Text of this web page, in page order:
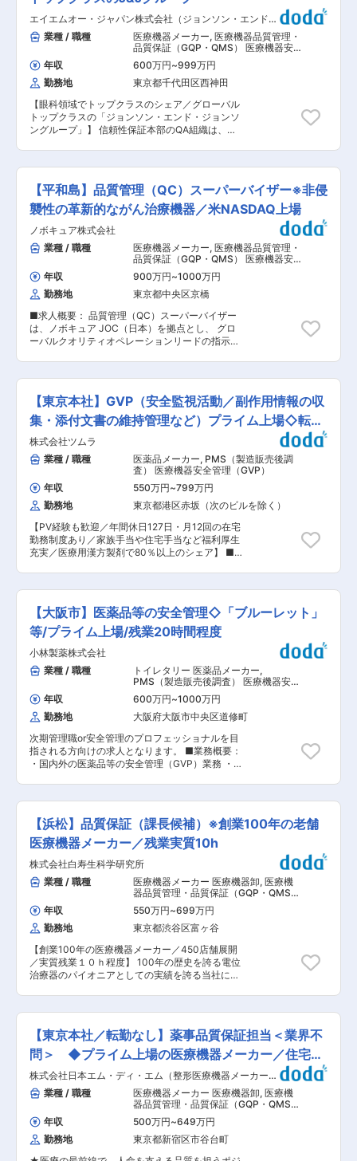
ナンス・サービスを発足しました。また、1994年
には治療機器分野で国内最初のレンタルサービス
を発足しました。人工呼吸器を中心にメンテナン
スサービス事業をスタートし、病院の保守管理体
制を支援しており、年間フルメンテナンスやオン
コールサービスなど当社独自のメンテナンスコー
スを用意しています。これら導入後のサービスが
充実していることが競合優位性となっており、顧
客からの信頼も厚いです。 【人工呼吸器でトップ
シェア】 アイ・エム・アイの人工呼吸器は業界内
す。幅広い製品ラインナップがあることが特徴で
す。 【無借金経営】 医療機器の販売だけでなく
ていることから収益体制が良好です。営業利益率
は21.5%（業界平均8.0％）と非常に高く、無借金
経営を貫いています。
務： ・医療機器の安全管理（安全情報の収集、安
全措置の立案） ・薬事法の改正に伴う対応 ・自
社開発新医療機器の薬事申請 ※海外の認証機関と
のやり取りもあり、現在はエイミーという製品の
海外展開に向けてMDR申請にも取り組んでいま
す。 ■同社の製品： 製品一覧：https://daiken-
iki.co.jp/iryo/seihin.html ・オリジナルブランド
「COOPDECH」（クーデック）は、医療現場で
広く認められています。 ★中でも真空吸引器・持
続注入器ではそれぞれ国内シェアNo.1を誇ってい
ます。 ■組織構成：3名 └課長(50代)、メンバー
(30代1名、20代1名) 次期課長候補として、着実
頼できる安定性 ・管理職へのキャリアアップが可
能 ・年休125日かつ残業も少ない就業環境 働き方
をより良くすることには今後も力を入れていくの
で、ワークライフバランスを整えて就業いただけ
ます。 ・国内シェアトップの製品を複数保有 麻
酔関連分野、感染対策分野など、主に手術室で使
用される医療機器を中心に研究開発を行なってお
り、その領域においてNo.1,2のシェアがありま
す。 変更の範囲：会社の定める業務
エイエムオー・ジャパン株式会社（ジョンソン・エンド・
ジョンソングループ）
業種 / 職種 医療機器メーカー, 医療機器品質管理・
品質保証（GQP・QMS） 医療機器安
全管理（GVP）
年収 600万円~999万円
勤務地
東京都千代田区西神田
【眼科領域でトップクラスのシェア／グローバル
トップクラスの「ジョンソン・エンド・ジョンソ
ングループ」】 信頼性保証本部のQA組織は、グ
ョンケアカンパニー が統合され、ひとつの「ビジ
ョンファンクション（Vision Function）」として
運営されています。今回ご入社いただく方は、こ
のグローバル統合組織の一員として、まず エイエ
ムオー・ジャパンのQA（品質保証） を担当いた
だくポジションへの配属となります。 ■業務内容
当社の品質保証（QA）担当として、品質マネジ
メントシステムの運用・改善を中心に、社内外の
ステークホルダーと協働しながら高い品質基準を
維持・向上していただきます。担当する領域では
SME（Subject Matter Expert）としてプロセスの
構築・維持・改善をリードいただくポジションで
す。 【主な業務内容】 ・品質システムのリード
担当する品質システムプロセスについて、構築・
維持・改善を主体的に推進します。 ・品質目標の
達成に向けたチーム推進 部門の品質目標（QRC
ードします。 ・ 監査業務（内部・サプライヤ
ー） 内部監査およびサプライヤー監査に主任監査
員として参加し、監査の計画・実施・フォローア
ップを行います。 ・変更管理の評価と対応 製造
方法や試験方法など、製品品質に影響する可能性
のある変更について評価し、必要な共有や対応を
実施します。 ・品質文書の管理・整合性確保 製
品標準書、品質標準書、リスクマネジメント文
書、仕様書などの制改訂・維持を担当。グローバ
ル規程との整合性を確認し、日本向け手順書の作
成・管理も行います。 ■組織構成 ・エイエムオ
ージャパンQA:4名（30代〜40代の組織） ■働き
方：週２回在宅 ■AMOジャパンについて： ジョ
として、眼科製品をメインで取り扱っている同
社。ジョンソン・エンド・ジョンソン社本体と福
ているため、将来的にジョンソン・エンド・ジョ
ンソングループを横断してご活躍いただくチャン
スもございます。 変更の範囲：会社の定める業務
【平和島】品質管理（QC）スーパーバイザー※非侵
襲性の革新的ながん治療機器／米NASDAQ上場
ノボキュア株式会社
業種 / 職種
医療機器メーカー, 医療機器品質管理・
品質保証（GQP・QMS） 医療機器安
全管理（GVP）
年収 900万円~1000万円
勤務地
東京都中央区京橋
■求人概要： 品質管理（QC）スーパーバイザー
は、ノボキュア JOC（日本）を拠点とし、 グロ
ーバルクオリティオペレーションリードの指示の
は、検査員のトレーニング、在庫ニーズに対応す
る QC チームの調整、最高の品質および生産性基
準を維持した QC 処理能力の管理、必要なリソー
スの評価、会社の成長を支える計画の策定が含ま
れます。 またQC の主要業績評価指標（KPI）の
管理・監視を担い、結果の改善や悪化傾向の是正
のためのアクションを実施します。日本以外の他
のノボキュア拠点に所属するグローバル QC マネ
ージャーと協力し、QC プロセス、手法、手順の
継続的な整合性確保と改善にも責任を持ちます。
■業務内容： ・JOC (Japan Operation Center)に
おける品質管理（QC）活動の監督 ・現行の手順
および仕様に従って品質管理業務が実施されてい
ることを保証する ・QC 担当者が在庫および患者
ニーズに対応できる適切な成果を出せるよう支援
し、必要に応じてQC リソースを調整する ・必要
をサポートする ・不適合製品を特定し、不適合製
品報告（NCMR/Service call）を開始する ・業務
効率を促進するために、NCMR の処置（対応案）
を提案する ・文書および記録の正確性と適切な記
録管理（GDP: Good Documentation Practices）
への適合を 確認・レビューする ・受入検査、中
間検査、最終検査のデータを正確に記録し、傾向
分析に役立てる ・生産計画部門、オペレーション
部門、修理部門などの主要関係者と協力・連携を
図る ・日本とグローバル地域との間で、検査プロ
セスや新製品導入（NPI）の予防保全（PM）に関
する整合 を図るための窓口となる ・QC 活動に使
用する機器の Validation を実施する。 ・既定の優
遂行・委任し、成果物が要件を満たすよう保証す
る ・日々の品質部門の業務および品質目標の達成
る。 変更の範囲：会社の定める業務
【東京本社】GVP（安全監視活動／副作用情報の収
集・添付文書の維持管理など）プライム上場◇転勤
基本無
株式会社ツムラ
業種 / 職種
医薬品メーカー, PMS（製造販売後調
査） 医療機器安全管理（GVP）
年収
550万円~799万円
勤務地
東京都港区赤坂（次のビルを除く）
【PV経験も歓迎／年間休日127日・月12回の在宅
勤務制度あり／家族手当や住宅手当など福利厚生
充実／医療用漢方製剤で80％以上のシェア】 ■
収集・評価・報告 ・安全確保措置の立案検討、
実施 ・添付文書の維持・管理、安全性情報資材
作成 ・GVP教育 ・業界活動（製薬協、東薬
工等） ※まずはご経験に応じた業務分担をさせて
頂き、適正等を考慮しながら幅広い業務対応を検
討させていただきます。 ■働き方 ・月12回の在
宅勤務制度あり※入社後半年後に利用可 ・フレッ
クスタイム制※コアタイムあり ■漢方マーケッ
ト： ・当社は創業130年超の歴史を持つ東証プラ
イム上場企業です。 「自然と健康を科学する」を
経営理念に、医療用漢方製剤市場では84.6％とい
う圧倒的に高いシェアを誇っています。 ・現在、
薬価収載され健康保険が適用となっている漢方薬
は148品目あり、当社ではそのうち、129品目と
その原料となる119種類の生薬を取り扱っていま
す。当社では今後、新しい漢方製剤を開発するの
誰でも自由に作ることが可能ですが、新しい処方
を新たに上市する場合は、新薬と同様に臨床試験
を行い、承認を得る必要があります。また、後発
品を出すためには既存製品と生物学的同等性を証
明する必要がありますが、多成分系の薬剤である
漢方製剤は証明が非常に困難であり、現在後発品
として認められている薬剤がないのが現状です。
・2024年度における医療用漢方製剤市場は薬価
ベースで2,280億円に達しております。現在、全
ての医学部、医科大学で漢方医学講座が必修化さ
れており、今後の漢方ニーズの高まりが予測され
ます。合わせて全国84の大学病院でも漢方外来の
設置が進められています。 変更の範囲：会社の定
【大阪市】医薬品等の安全管理◇「ブルーレット」
等/プライム上場/残業20時間程度
小林製薬株式会社
業種 / 職種
トイレタリー 医薬品メーカー,
PMS（製造販売後調査） 医療機器安全
管理（GVP）
年収 600万円~1000万円
勤務地
大阪府大阪市中央区道修町
次期管理職or安全管理のプロフェッショナルを目
指される方向けの求人となります。 ■業務概要：
・国内外の医薬品等の安全管理（GVP）業務 ・要
グループ 9名 安全管理1グループ10名 安全管理2
グループ14名 調査グループ9名 ※安全管理1また
は2グループへの配属となります。 1グループは医
薬品のGVPと海外体制の強化 2グループは医療機
器や食品・紅麹の安全性評価を行っています。 ※
熱さまシートやカイロは海外では医療機器になり
ます。 ■同社について： 小林製薬グループは
「“あったらいいな”をカタチにする」をブランド
スローガンに掲げ、お客さまの生活・健康上のお
困りごとを解決し、快適な暮らしに貢献すること
を使命に事業展開しています。 ・数字で見る小林
製薬
https://www.kobayashi.co.jp/recruitment/company/number.html
・福利厚生制度
https://www.kobayashi.co.jp/recruitment/environment/index.html
変更の範囲：会社の定める業務
【浜松】品質保証（課長候補）※創業100年の老舗
医療機器メーカー／残業実質10h
株式会社白寿生科学研究所
業種 / 職種
医療機器メーカー 医療機器卸, 医療機
器品質管理・品質保証（GQP・QMS）
医療機器安全管理（GVP）
年収 550万円~699万円
勤務地
東京都渋谷区富ヶ谷
【創業100年の医療機器メーカー／450店舗展開
／実質残業１０ｈ程度】 100年の歴史を誇る電位
治療器のパイオニアとしての実績を誇る当社に
細 【詳細業務】品質保証部において、品質マネジ
メントシステム（QMS）の構築および維持管理業
務を中心に、全体の方針を策定し管理します。具
体的には、ISO13485に基づく体制を整備し、各
審査対応等を行い、法令遵守体制を確立すること
が求められます。 また、官庁等への申請や更新業
務を担当し、医療機器の信頼性評価・認証・承認
に向けた業務を推進します。さらに、薬機法の改
正に伴う周知活動を行い、社内外への適切な情報
提供と対応策の策定を実施します。 ■ポジション
の魅力 当社が提供する電位治療器「ヘルストロ
ン」は約100年続く製品で業界のパイオニアとし
【東京本社／転勤なし】薬事品質保証担当＜業界不
問＞ ◆プライム上場の医療機器メーカー／住宅手
当あり◆
株式会社日本エム・ディ・エム（整形医療機器メーカーで
唯一のプライム上場企業）
業種 / 職種 医療機器メーカー 医療機器卸, 医療機
器品質管理・品質保証（GQP・QMS）
医療機器安全管理（GVP）
年収 500万円~649万円
勤務地
東京都新宿区市谷台町